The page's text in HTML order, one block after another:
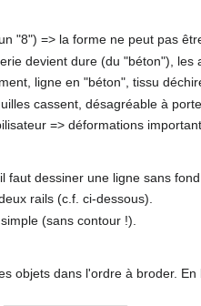
"8") => la forme ne peut pas
devient dure (du "béton"), les
ligne en "béton", tissu
cassent, désagréable à
=> déformations
faut dessiner une ligne sans fond
rails (c.f. ci-dessous).
(sans contour !).
objets dans l'ordre à broder.